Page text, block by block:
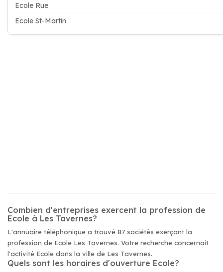
Ecole Rue
Ecole St-Martin
Combien d'entreprises exercent la profession de
Ecole à Les Tavernes?
L'annuaire téléphonique a trouvé 87 sociétés exerçant la
profession de Ecole Les Tavernes. Votre recherche concernait
l'activité Ecole dans la ville de Les Tavernes.
Quels sont les horaires d'ouverture Ecole?